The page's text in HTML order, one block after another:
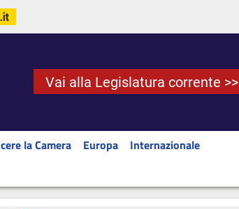
Vai alla Legislatura corrente >>
la Camera Europa
Internazionale